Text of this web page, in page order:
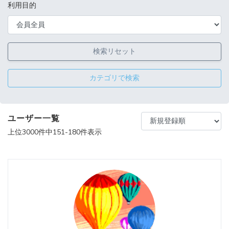
利用目的
検索リセット
カテゴリで検索
ユーザー一覧
上位3000件中151-180件表示